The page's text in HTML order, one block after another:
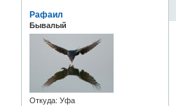
Рафаил
Бывалый
Откуда: Уфа